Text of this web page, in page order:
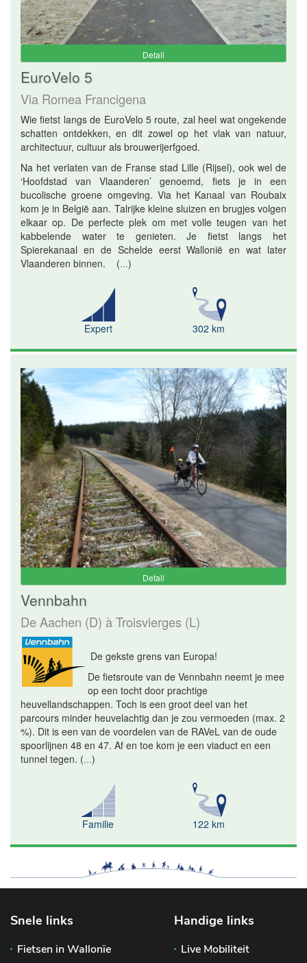
Detail
EuroVelo 5
Via Romea Francigena
Wie fietst langs de EuroVelo 5 route, zal heel wat ongekende
schatten ontdekken, en dit zowel op het vlak van natuur,
architectuur, cultuur als brouwerijerfgoed.
Na het verlaten van de Franse stad Lille (Rijsel), ook wel de
‘Hoofdstad van Vlaanderen’ genoemd, fiets je in een
bucolische groene omgeving. Via het Kanaal van Roubaix
kom je in België aan. Talrijke kleine sluizen en brugjes volgen
elkaar op. De perfecte plek om met volle teugen van het
kabbelende water te genieten. Je fietst langs het
Spierekanaal en de Schelde eerst Wallonië en wat later
Vlaanderen binnen.
(...)
Expert 302 km
Detail
Vennbahn
De Aachen (D) à Troisvierges (L)
De gekste grens van Europa!
De fietsroute van de Vennbahn neemt je mee
op een tocht door prachtige
heuvellandschappen. Toch is een groot deel van het
parcours minder heuvelachtig dan je zou vermoeden (max. 2
%). Dit is een van de voordelen van de RAVeL van de oude
spoorlijnen 48 en 47. Af en toe kom je een viaduct en een
tunnel tegen. (...)
Familie 122 km
Snele links
Fietsen in Wallonïe
Handige links
Live Mobiliteit